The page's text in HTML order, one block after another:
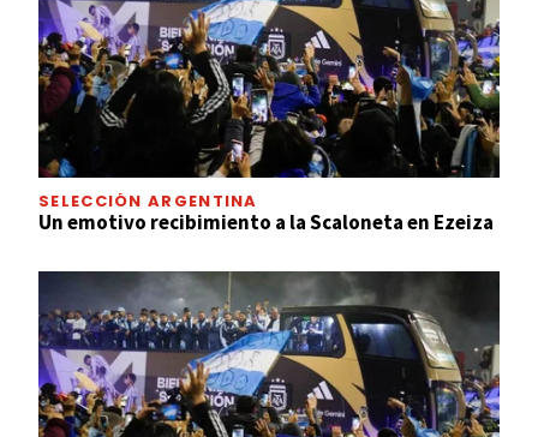
SELECCIÓN ARGENTINA
Un emotivo recibimiento a la Scaloneta en Ezeiza